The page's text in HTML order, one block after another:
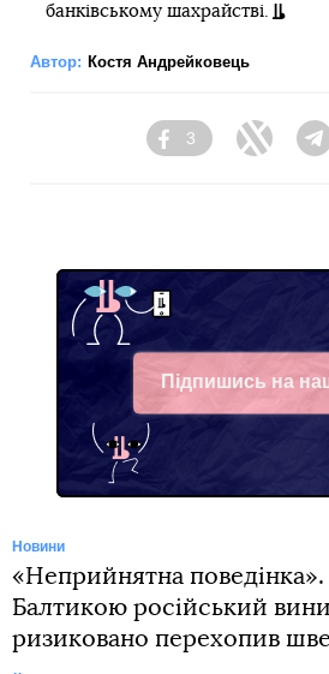
банківському шахрайстві.
Автор: Костя Андрейковець
Facebook
3
Twitter
Підпишись на
Facebook
Новини
«Неприйнятна поведінка».
Балтикою російський
ризиковано перехопив